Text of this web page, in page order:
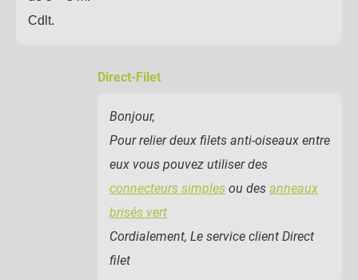
Cdlt.
Direct-Filet
Bonjour,
Pour relier deux filets anti-oiseaux entre
eux vous pouvez utiliser des
connecteurs simples ou des anneaux
brisés vert
Cordialement, Le service client Direct
filet